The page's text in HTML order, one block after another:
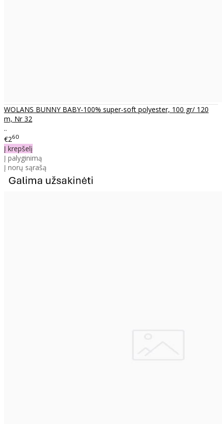
WOLANS BUNNY BABY-100% super-soft polyester, 100 gr/ 120
m, Nr 32
..
€260
Į krepšelį
Į palyginimą
Į norų sąrašą